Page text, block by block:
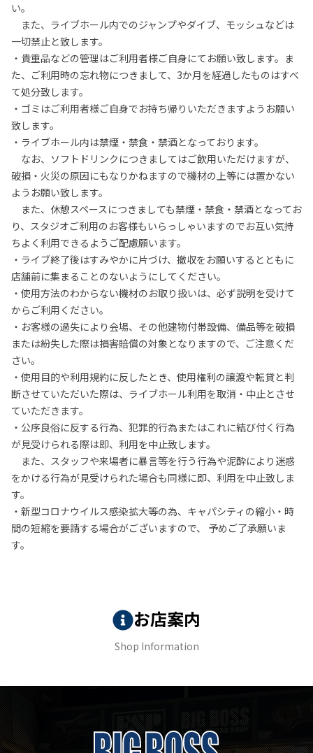
い。
また、ライブホール内でのジャンプやダイブ、モッシュなどは
一切禁止と致します。
・貴重品などの管理はご利用者様ご自身にてお願い致します。ま
た、ご利用時の忘れ物につきまして、3か月を経過したものはすべ
て処分致します。
・ゴミはご利用者様ご自身でお持ち帰りいただきますようお願い
致します。
・ライブホール内は禁煙・禁食・禁酒となっております。
なお、ソフトドリンクにつきましてはご飲用いただけますが、
破損・火災の原因にもなりかねますので機材の上等には置かない
ようお願い致します。
また、休憩スペースにつきましても禁煙・禁食・禁酒となってお
り、スタジオご利用のお客様もいらっしゃいますのでお互い気持
ちよく利用できるようご配慮願います。
・ライブ終了後はすみやかに片づけ、撤収をお願いするとともに
店舗前に集まることのないようにしてください。
・使用方法のわからない機材のお取り扱いは、必ず説明を受けて
からご利用ください。
・お客様の過失により会場、その他建物付帯設備、備品等を破損
または紛失した際は損害賠償の対象となりますので、ご注意くだ
さい。
・使用目的や利用規約に反したとき、使用権利の譲渡や転貸と判
断させていただいた際は、ライブホール利用を取消・中止とさせ
ていただきます。
・公序良俗に反する行為、犯罪的行為またはこれに結び付く行為
が見受けられる際は即、利用を中止致します。
また、スタッフや来場者に暴言等を行う行為や泥酔により迷惑
をかける行為が見受けられた場合も同様に即、利用を中止致しま
す。
・新型コロナウイルス感染拡大等の為、キャパシティの縮小・時
間の短縮を要請する場合がございますので、 予めご了承願いま
す。
お店案内
Shop Information